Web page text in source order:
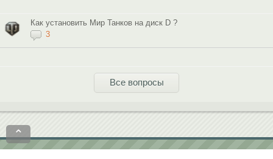
Как установить Мир Танков на диск D ?
3
Все вопросы
⌃